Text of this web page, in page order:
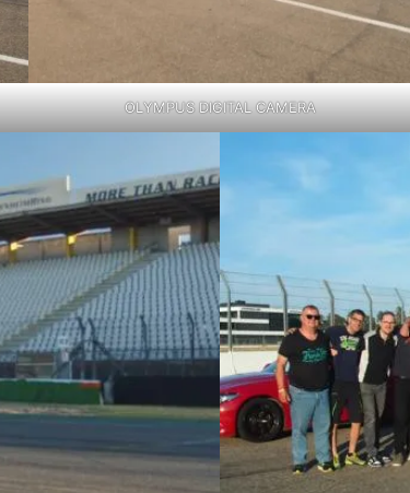
OLYMPUS DIGITAL CAMERA